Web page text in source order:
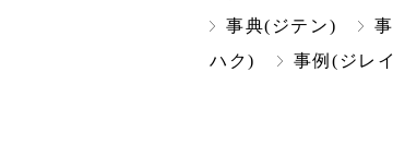
事典(ジテン)
ハク)
事例(ジレ